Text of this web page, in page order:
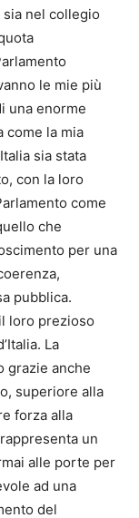
sia nel collegio
le mie più
una enorme
come la mia
sia stata
con la loro
come
che
per una
pubblica.
loro prezioso
La
grazie anche
superiore alla
forza alla
un
alle porte per
ad una
del